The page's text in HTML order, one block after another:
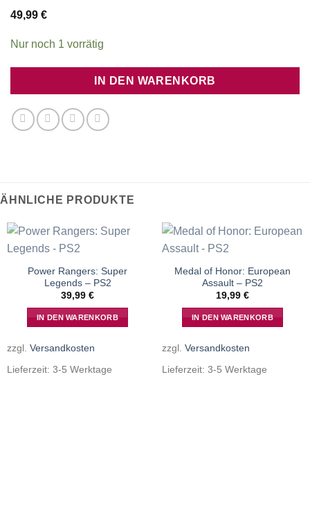
49,99 €
Nur noch 1 vorrätig
IN DEN WARENKORB
ÄHNLICHE PRODUKTE
Power Rangers: Super
Legends – PS2
39,99 €
IN DEN WARENKORB
zzgl. Versandkosten
Lieferzeit: 3-5 Werktage
Medal of Honor: European
Assault – PS2
19,99 €
IN DEN WARENKORB
zzgl. Versandkosten
Lieferzeit: 3-5 Werktage